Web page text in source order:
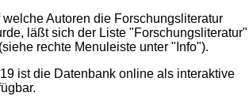
welche Autoren die Forschungsliteratur
läßt sich der Liste "Forschungsliteratur"
rechte Menuleiste unter "Info").
ist die Datenbank online als interaktive